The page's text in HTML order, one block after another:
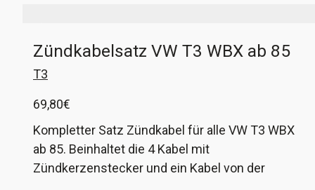
Zündkabelsatz VW T3 WBX ab 85
T3
69,80€
Kompletter Satz Zündkabel für alle VW T3 WBX
ab 85. Beinhaltet die 4 Kabel mit
Zündkerzenstecker und ein Kabel von der